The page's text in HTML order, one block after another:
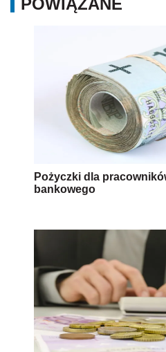
Pożyczki dla
bankowego